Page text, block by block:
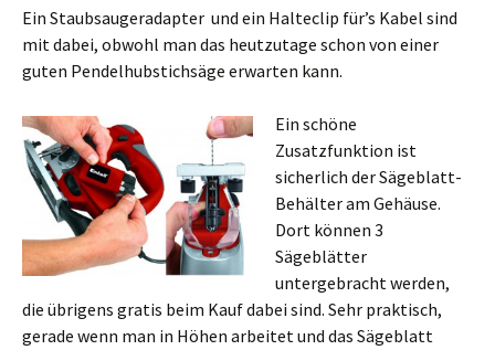
Ein Staubsaugeradapter und ein Halteclip für’s Kabel sind
mit dabei, obwohl man das heutzutage schon von einer
guten Pendelhubstichsäge erwarten kann.
Ein schöne
Zusatzfunktion ist
sicherlich der Sägeblatt-
Behälter am Gehäuse.
Dort können 3
Sägeblätter
untergebracht werden,
die übrigens gratis beim Kauf dabei sind. Sehr praktisch,
gerade wenn man in Höhen arbeitet und das Sägeblatt